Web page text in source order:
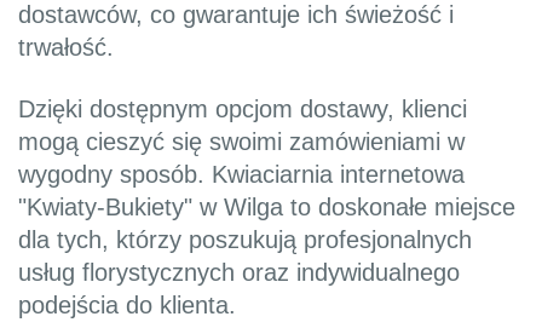
dostawców, co gwarantuje ich świeżość i
trwałość.
Dzięki dostępnym opcjom dostawy, klienci
mogą cieszyć się swoimi zamówieniami w
wygodny sposób. Kwiaciarnia internetowa
"Kwiaty-Bukiety" w Wilga to doskonałe miejsce
dla tych, którzy poszukują profesjonalnych
usług florystycznych oraz indywidualnego
podejścia do klienta.